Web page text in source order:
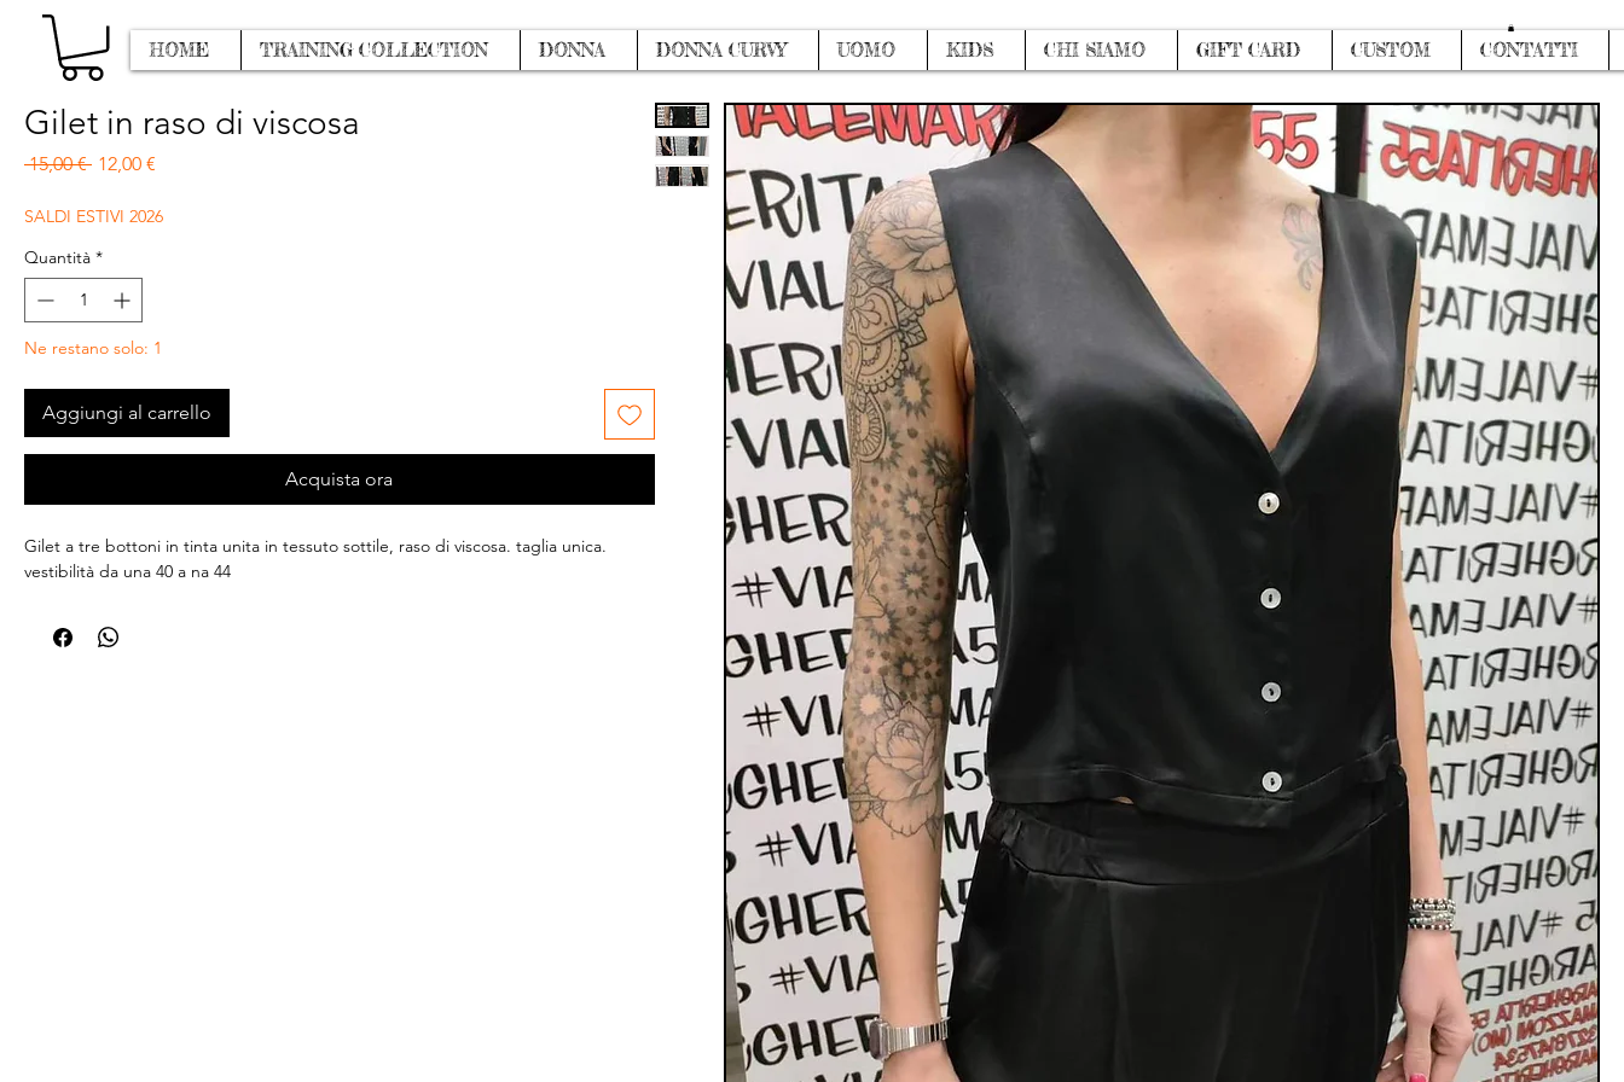
Accedi
HOME TRAINING COLLECTION DONNA DONNA CURVY UOMO KIDS CHI SIAMO GIFT CARD CUSTOM CONTATTI
Gilet in raso di viscosa
15,00 € Prezzo regolare
12,00 €
SALDI ESTIVI 2026
Quantità *
Ne restano solo: 1
Aggiungi al carrello
Acquista ora
Gilet a tre bottoni in tinta unita in tessuto sottile, raso di viscosa. taglia unica.
vestibilità da una 40 a na 44